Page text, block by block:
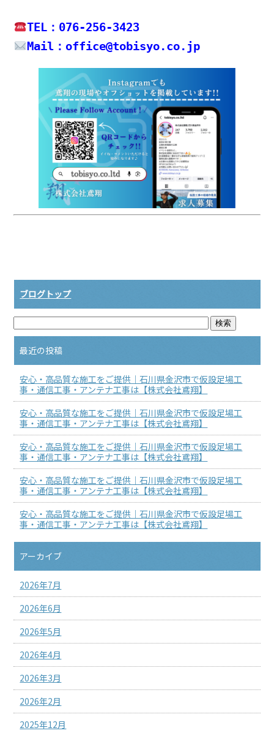
TEL：076-256-3423
Mail：office@tobisyo.co.jp
ブログトップ
最近の投稿
安心・高品質な施工をご提供｜石川県金沢市で仮設足場工
事・通信工事・アンテナ工事は【株式会社鳶翔】
安心・高品質な施工をご提供｜石川県金沢市で仮設足場工
事・通信工事・アンテナ工事は【株式会社鳶翔】
安心・高品質な施工をご提供｜石川県金沢市で仮設足場工
事・通信工事・アンテナ工事は【株式会社鳶翔】
安心・高品質な施工をご提供｜石川県金沢市で仮設足場工
事・通信工事・アンテナ工事は【株式会社鳶翔】
安心・高品質な施工をご提供｜石川県金沢市で仮設足場工
事・通信工事・アンテナ工事は【株式会社鳶翔】
アーカイブ
2026年7月
2026年6月
2026年5月
2026年4月
2026年3月
2026年2月
2025年12月